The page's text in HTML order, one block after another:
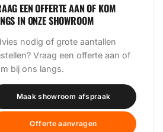
EEN OFFERTE AAN OF KOM
IN ONZE SHOWROOM
nodig of grote aantallen
Vraag een offerte aan of
bij ons langs.
Maak showroom afspraak
Offerte aanvragen